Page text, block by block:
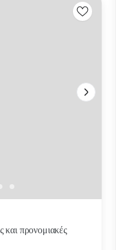
και προνομιακές